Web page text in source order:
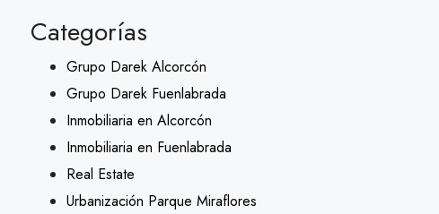
Categorías
Grupo Darek Alcorcón
Grupo Darek Fuenlabrada
Inmobiliaria en Alcorcón
Inmobiliaria en Fuenlabrada
Real Estate
Urbanización Parque Miraflores